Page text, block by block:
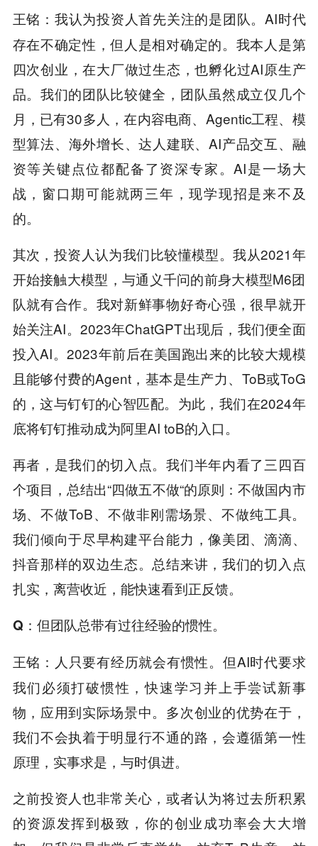
王铭： 我认为投资人首先关注的是团队。AI时代
存在不确定性，但人是相对确定的。我本人是第
四次创业，在大厂做过生态，也孵化过AI原生产
品。我们的团队比较健全，团队虽然成立仅几个
月，已有30多人，在内容电商、Agentic工程、模
型算法、海外增长、达人建联、AI产品交互、融
资等关键点位都配备了资深专家。AI是一场大
战，窗口期可能就两三年，现学现招是来不及
的。
其次，投资人认为我们比较懂模型。我从2021年
开始接触大模型，与通义千问的前身大模型M6团
队就有合作。我对新鲜事物好奇心强，很早就开
始关注AI。2023年ChatGPT出现后，我们便全面
投入AI。2023年前后在美国跑出来的比较大规模
且能够付费的Agent，基本是生产力、ToB或ToG
的，这与钉钉的心智匹配。为此，我们在2024年
底将钉钉推动成为阿里AI toB的入口。
再者，是我们的切入点。我们半年内看了三四百
个项目，总结出“四做五不做“的原则：不做国内市
场、不做ToB、不做非刚需场景、不做纯工具。
我们倾向于尽早构建平台能力，像美团、滴滴、
抖音那样的双边生态。总结来讲，我们的切入点
扎实，离营收近，能快速看到正反馈。
Q ：但团队总带有过往经验的惯性。
王铭： 人只要有经历就会有惯性。但AI时代要求
我们必须打破惯性，快速学习并上手尝试新事
物，应用到实际场景中。多次创业的优势在于，
我们不会执着于明显行不通的路，会遵循第一性
原理，实事求是，与时俱进。
之前投资人也非常关心，或者认为将过去所积累
的资源发挥到极致，你的创业成功率会大大增